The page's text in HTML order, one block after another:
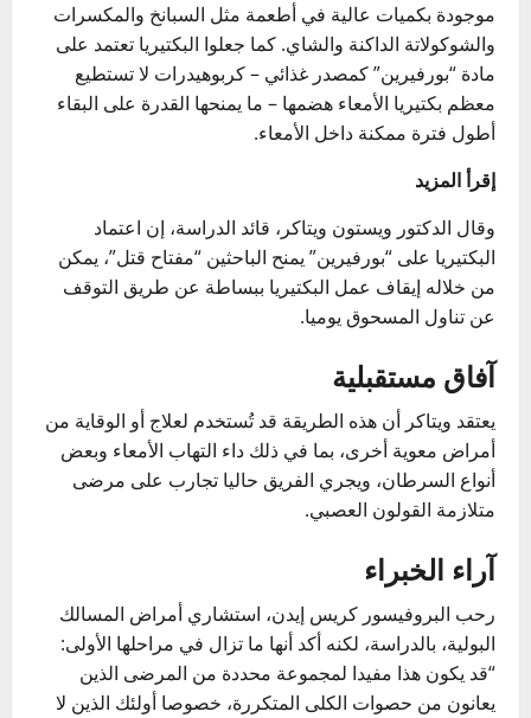
موجودة بكميات عالية في أطعمة مثل السبانخ والمكسرات
والشوكولاتة الداكنة والشاي. كما جعلوا البكتيريا تعتمد على
مادة “بورفيرين” كمصدر غذائي – كربوهيدرات لا تستطيع
معظم بكتيريا الأمعاء هضمها – ما يمنحها القدرة على البقاء
أطول فترة ممكنة داخل الأمعاء.
إقرأ المزيد
وقال الدكتور ويستون ويتاكر، قائد الدراسة، إن اعتماد
البكتيريا على “بورفيرين” يمنح الباحثين “مفتاح قتل”، يمكن
من خلاله إيقاف عمل البكتيريا ببساطة عن طريق التوقف
عن تناول المسحوق يوميا.
آفاق مستقبلية
يعتقد ويتاكر أن هذه الطريقة قد تُستخدم لعلاج أو الوقاية من
أمراض معوية أخرى، بما في ذلك داء التهاب الأمعاء وبعض
أنواع السرطان، ويجري الفريق حاليا تجارب على مرضى
متلازمة القولون العصبي.
آراء الخبراء
رحب البروفيسور كريس إيدن، استشاري أمراض المسالك
البولية، بالدراسة، لكنه أكد أنها ما تزال في مراحلها الأولى:
“قد يكون هذا مفيدا لمجموعة محددة من المرضى الذين
يعانون من حصوات الكلى المتكررة، خصوصا أولئك الذين لا